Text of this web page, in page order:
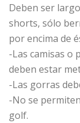
Deben ser
shorts, sólo
por encima de
-Las camisas o
deben estar
-Las gorras
-No se
golf.